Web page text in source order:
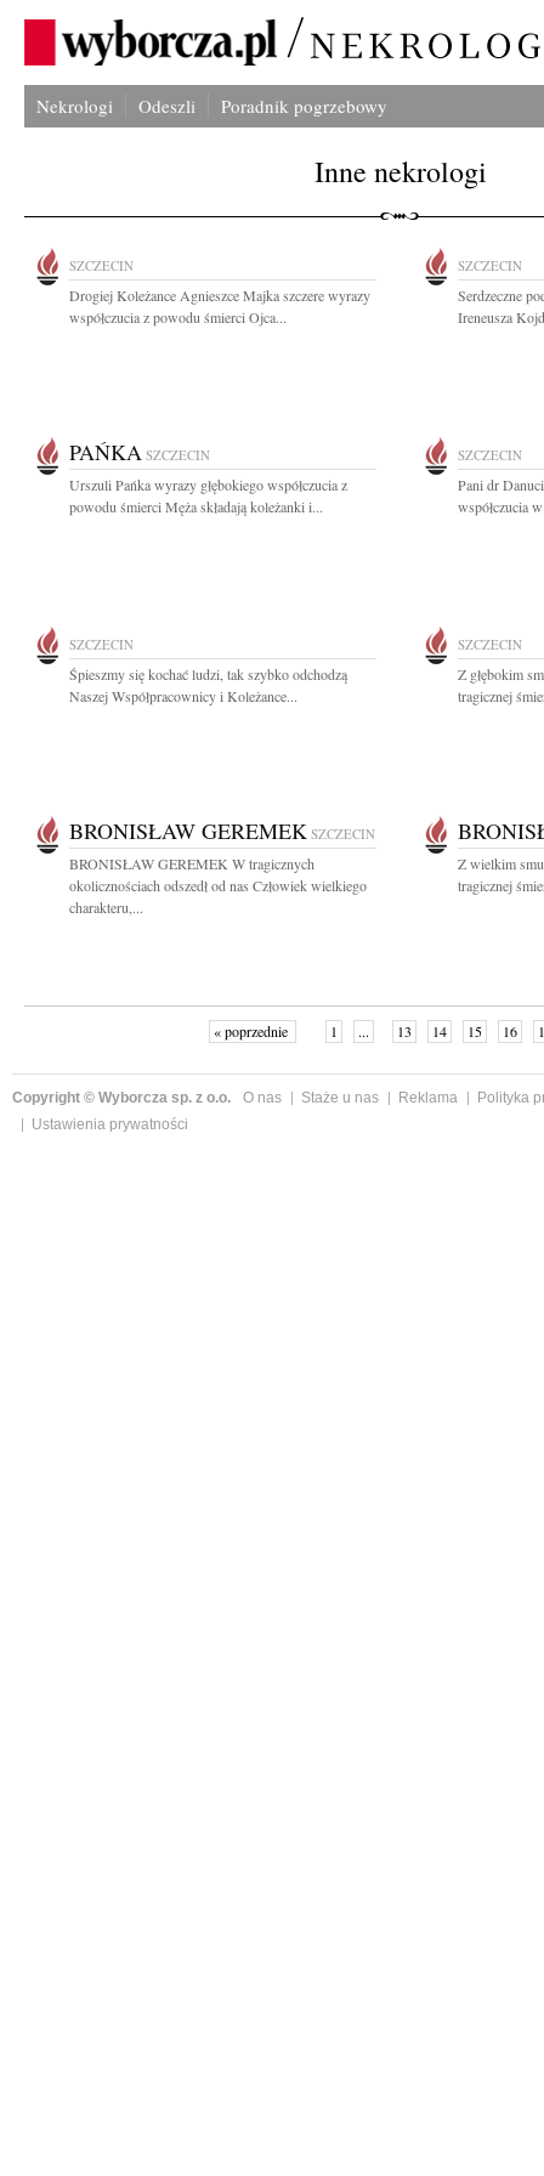
Nekrologi Odeszli Poradnik pogrzebowy
Inne nekrologi
SZCZECIN
Drogiej Koleżance Agnieszce Majka szczere wyrazy
współczucia z powodu śmierci Ojca...
SZCZECIN
Serdzeczne
Ireneusza
PAŃKA SZCZECIN
Urszuli Pańka wyrazy głębokiego współczucia z
powodu śmierci Męża składają koleżanki i...
SZCZECIN
Pani dr
współczucia
SZCZECIN
Śpieszmy się kochać ludzi, tak szybko odchodzą
Naszej Współpracownicy i Koleżance...
SZCZECIN
Z głębokim
tragicznej
BRONISŁAW GEREMEK SZCZECIN
BRONISŁAW GEREMEK W tragicznych
okolicznościach odszedł od nas Człowiek wielkiego
charakteru,...
Z wielkim
tragicznej
« poprzednie 1 ... 13 14 15 16
Copyright © Wyborcza sp. z o.o. O nas Staże u nas Reklama
Polityka
Ustawienia prywatności